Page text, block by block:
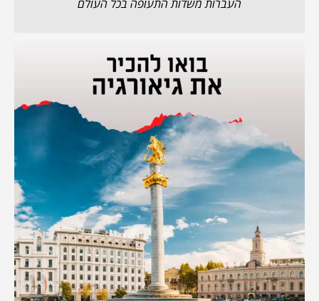
העברות משדות התעופה בכל העולם